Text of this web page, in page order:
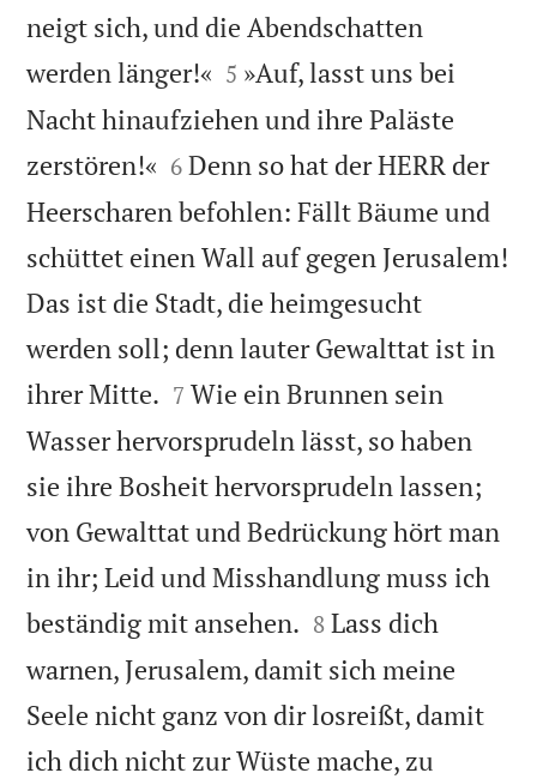
neigt sich, und die Abendschatten
werden länger!« 

5 »Auf, lasst uns bei
Nacht hinaufziehen und ihre Paläste
zerstören!« 

6 Denn so hat der HERR der
Heerscharen befohlen: Fällt Bäume und
schüttet einen Wall auf gegen Jerusalem!
Das ist die Stadt, die heimgesucht
werden soll; denn lauter Gewalttat ist in
ihrer Mitte. 

7 Wie ein Brunnen sein
Wasser hervorsprudeln lässt, so haben
sie ihre Bosheit hervorsprudeln lassen;
von Gewalttat und Bedrückung hört man
in ihr; Leid und Misshandlung muss ich
beständig mit ansehen. 

8 Lass dich
warnen, Jerusalem, damit sich meine
Seele nicht ganz von dir losreißt, damit
ich dich nicht zur Wüste mache, zu